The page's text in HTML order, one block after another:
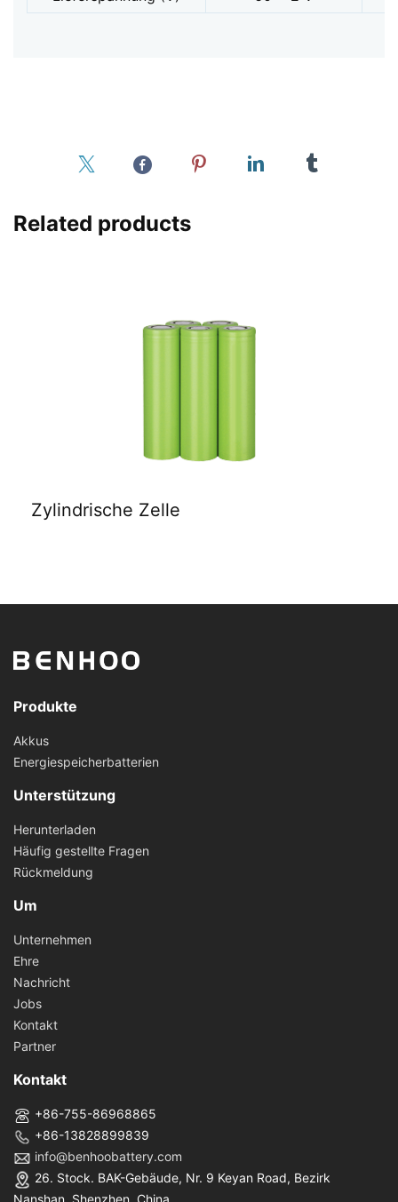
Related products
Zylindrische Zelle
Produkte
Akkus
Energiespeicherbatterien
Unterstützung
Herunterladen
Häufig gestellte Fragen
Rückmeldung
Um
Unternehmen
Ehre
Nachricht
Jobs
Kontakt
Partner
Kontakt
+86-755-86968865
+86-13828899839
info@benhoobattery.com
26. Stock. BAK-Gebäude, Nr. 9 Keyan Road, Bezirk